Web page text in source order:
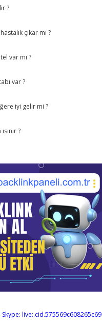
?
çıkar mı ?
var mı ?
var ?
iyi gelir mi ?
?
Skype: live:.cid.575569c608265c69